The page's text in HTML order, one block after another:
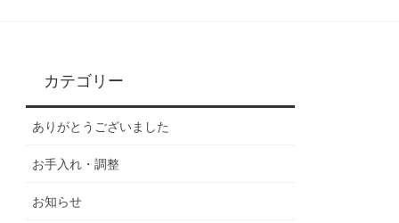
カテゴリー
ありがとうございました
お手入れ・調整
お知らせ